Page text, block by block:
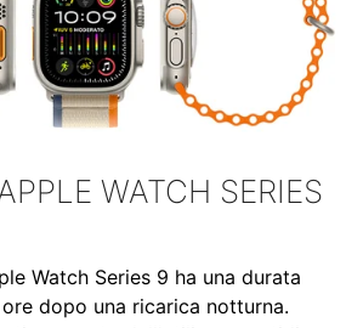
WATCH SERIES
Watch Series 9 ha una durata
dopo una ricarica notturna.